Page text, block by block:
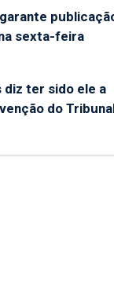
sexta-feira
diz ter sido ele a
do